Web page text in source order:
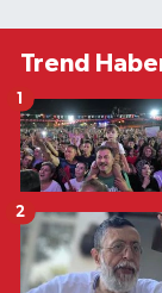
Trend
1
2